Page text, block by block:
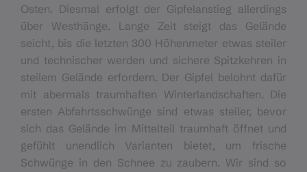
Osten. Diesmal erfolgt der Gipfelanstieg allerdings
über Westhänge. Lange Zeit steigt das Gelände
seicht, bis die letzten 300 Höhenmeter etwas steiler
und technischer werden und sichere Spitzkehren in
steilem Gelände erfordern. Der Gipfel belohnt dafür
mit abermals traumhaften Winterlandschaften. Die
ersten Abfahrtsschwünge sind etwas steiler, bevor
sich das Gelände im Mittelteil traumhaft öffnet und
gefühlt unendlich Varianten bietet, um frische
Schwünge in den Schnee zu zaubern. Wir sind so